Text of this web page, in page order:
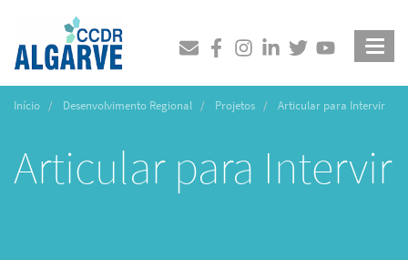
principal
Pesquisar Pesquisar
Início Desenvolvimento Regional Projetos Articular para Intervir
Articular para Intervir